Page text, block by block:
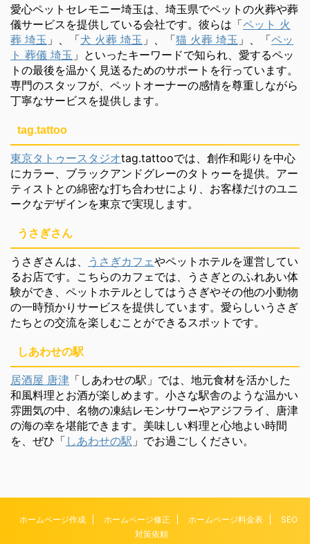
愛心ペットセレモニー埼玉は、埼玉県でペットの火葬や葬
儀サービスを提供している会社です。彼らは「ペット 火
葬 埼玉 」、「犬 火葬 埼玉 」、「猫 火葬 埼玉 」、「ペッ
ト 葬儀 埼玉 」といったキーワードで知られ、愛するペッ
トの最後を温かく見送るためのサポートを行っています。
専門のスタッフが、ペットオーナーの感情を尊重しながら
丁寧なサービスを提供します。
tag.tattoo
東京タトゥースタジオtag.tattooでは、創作和彫りを中心
にカラー、ブラックアンドグレーのタトゥーを提供。アー
ティストとの綿密な打ち合わせにより、お客様だけのユニ
ークなデザインを東京で実現します。
うさぎさん
うさぎさんは、 うさぎカフェやペットホテルを運営してい
るお店です。こちらのカフェでは、うさぎとのふれあい体
験ができ、ペットホテルとしてはうさぎやその他の小動物
の一時預かりサービスを提供しています。愛らしいうさぎ
たちとの交流を楽しむことができるスポットです。
しあわせの駅
居酒屋 唐津 「しあわせの駅」では、地元食材を活かした
和風料理とお酒が楽しめます。小さな駅舎のような温かい
雰囲気の中、名物の凍結レモンサワーやアジフライ、唐津
の海の幸を堪能できます。美味しい料理と心地よい時間
を、ぜひ「 しあわせの駅 」でお過ごしください。
ホームページ作成 ホームページ修正 ホームページ料金表
SEO
対策依頼